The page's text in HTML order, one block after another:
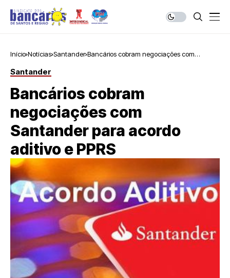
Início Notícias Santander Bancários cobram negociações com
Santander
Bancários cobram
negociações com
Santander para acordo
aditivo e PPRS